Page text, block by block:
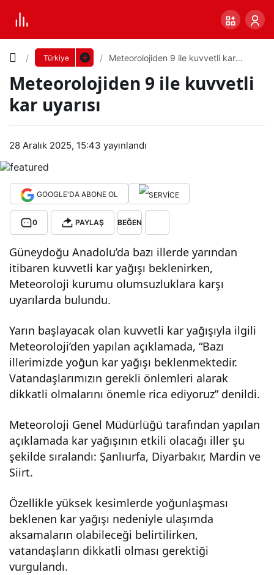
Türkiye
Meteorolojiden 9 ile kuvvetli kar
Meteorolojiden 9 ile kuvvetli
kar uyarısı
28 Aralık 2025, 15:43 yayınlandı
GOOGLE'DA ABONE OL
0 PAYLAŞ BEĞEN
Güneydoğu Anadolu’da bazı illerde yarından
itibaren kuvvetli kar yağışı beklenirken,
Meteoroloji kurumu olumsuzluklara karşı
uyarılarda bulundu.
Yarın başlayacak olan kuvvetli kar yağışıyla ilgili
Meteoroloji’den yapılan açıklamada, “Bazı
illerimizde yoğun kar yağışı beklenmektedir.
Vatandaşlarımızın gerekli önlemleri alarak
dikkatli olmalarını önemle rica ediyoruz” denildi.
Meteoroloji Genel Müdürlüğü tarafından yapılan
açıklamada kar yağışının etkili olacağı iller şu
şekilde sıralandı: Şanlıurfa, Diyarbakır, Mardin ve
Siirt.
Özellikle yüksek kesimlerde yoğunlaşması
beklenen kar yağışı nedeniyle ulaşımda
aksamaların olabileceği belirtilirken,
vatandaşların dikkatli olması gerektiği
vurgulandı.
Met
oloji
den
9 ile
kuv
vetli
kar
uyar
ısı
Yazı
Boyutunu
Küçük 100% Dev
Varsayılana
dön